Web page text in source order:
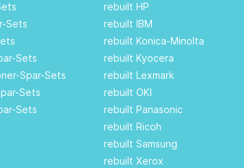
Sets
Sets
Spar-Sets
Sets
Sets
rebuilt HP
rebuilt IBM
rebuilt Konica-Minolta
rebuilt Kyocera
rebuilt Lexmark
rebuilt OKI
rebuilt Panasonic
rebuilt Ricoh
rebuilt Samsung
rebuilt Xerox